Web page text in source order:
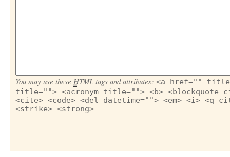
You may use these HTML tags and attributes: <a href=""
title=""> <acronym title=""> <b> <blockquote
<cite> <code> <del datetime=""> <em> <i> <q
<strike> <strong>